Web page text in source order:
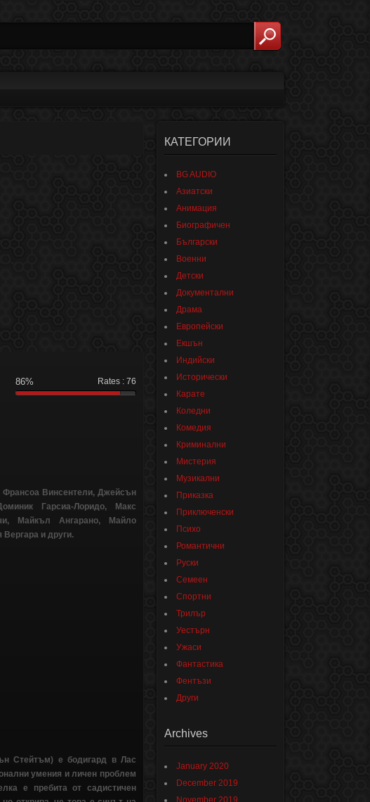
86% Rates : 76
Винсентели, Джейсън
Гарсиа-Лоридо, Макс
Майкъл Ангарано, Майло
и други.
Стейтъм) е бодигард в Лас
умения и личен проблем
е пребита от садистичен
КАТЕГОРИИ
BG AUDIO
Азиатски
Анимация
Биографичен
Български
Военни
Детски
Документални
Драма
Европейски
Екшън
Индийски
Исторически
Карате
Коледни
Комедия
Криминални
Мистерия
Музикални
Приказка
Приключенски
Психо
Романтични
Руски
Семеен
Спортни
Трилър
Уестърн
Ужаси
Фантастика
Фентъзи
Други
Archives
January 2020
December 2019
November 2019